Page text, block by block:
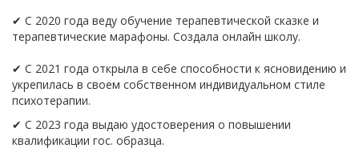
✔ С 2020 года веду обучение терапевтической сказке и
терапевтические марафоны. Создала онлайн школу.
✔ С 2021 года открыла в себе способности к ясновидению и
укрепилась в своем собственном индивидуальном стиле
психотерапии.
✔ С 2023 года выдаю удостоверения о повышении
квалификации гос. образца.